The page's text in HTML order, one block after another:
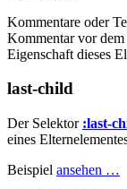
Kommentare oder
Kommentar vor
Eigenschaft dieses
last-child
Der Selektor :last-
eines
Beispiel ansehen …